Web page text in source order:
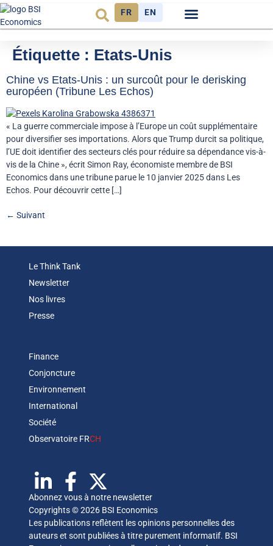
FR EN
Étiquette : Etats-Unis
Chine vs Etats-Unis : un surcoût pour le derisking
européen (Tribune Les Echos)
« La guerre commerciale impose à l’Europe un coût supplémentaire
pour diversifier ses importations. Alors que Trump durcit sa politique,
l’UE doit identifier des secteurs clés pour réduire sa dépendance vis-à-
vis de la Chine », écrit Simon Ray, économiste membre de BSI
Economics dans une tribune parue le 10 janvier 2025 dans Les
Echos. Pour découvrir cette […]
← Suivant
Le Think Tank
Newsletter
Nos livres
Presse
Finance
Conjoncture
Environnement
International
Société
Observatoire FRCH
Abonnez vous à notre newsletter
Copyrights © 2026 BSI Economics
Les publications reflètent les opinions personnelles des
auteurs et sont publiées à titre purement informatif. BSI